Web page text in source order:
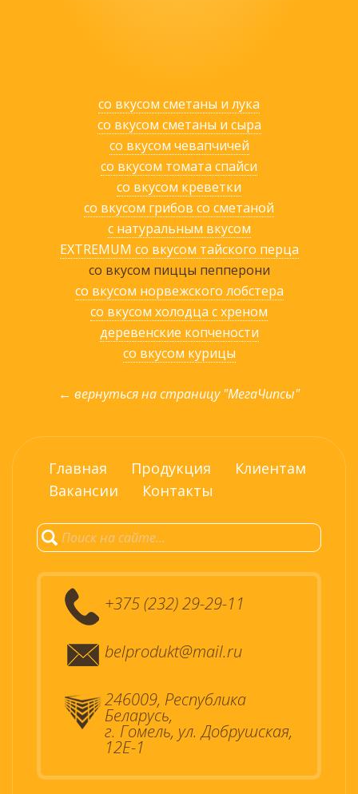
со вкусом сметаны и лука
со вкусом сметаны и сыра
со вкусом чевапчичей
со вкусом томата спайси
со вкусом креветки
со вкусом грибов со сметаной
с натуральным вкусом
EXTREMUM со вкусом тайского перца
со вкусом пиццы пепперони
со вкусом норвежского лобстера
со вкусом холодца с хреном
деревенские копчености
со вкусом курицы
← вернуться на страницу "МегаЧипсы"
Главная Продукция
Клиентам
Вакансии
Контакты
+375 (232) 29-29-11
belprodukt@mail.ru
246009, Республика
Беларусь,
г. Гомель, ул. Добрушская,
12Е-1